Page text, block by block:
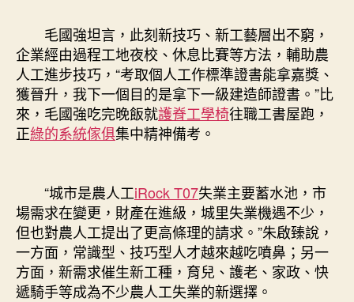
毛國強坦言，此刻新技巧、新工藝層出不窮，
企業經由過程工地夜校、休息比賽等方法，輔助農
人工進步技巧，“考取個人工作標準證書能拿嘉獎、
獲晉升，我下一個目的是拿下一級建造師證書。”比
來，毛國強吃完晚飯就護脊工學椅往職工書屋跑，
正綠的系統傢俱集中精神備考。
“城市是農人工iRock T07失業主要蓄水池，市
場需求在變更，財產在進級，城里失業機遇不少，
但也對農人工提出了更高條理的請求。”朱啟臻說，
一方面，常識型、技巧型人才越來越吃噴鼻；另一
方面，新需求催生新工種，育兒、護老、家政、快
遞騎手等成為不少農人工失業的新選擇。